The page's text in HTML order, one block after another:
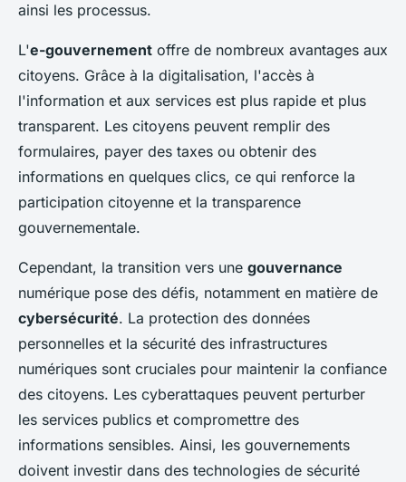
ainsi les processus.
L'e-gouvernement offre de nombreux avantages aux
citoyens. Grâce à la digitalisation, l'accès à
l'information et aux services est plus rapide et plus
transparent. Les citoyens peuvent remplir des
formulaires, payer des taxes ou obtenir des
informations en quelques clics, ce qui renforce la
participation citoyenne et la transparence
gouvernementale.
Cependant, la transition vers une gouvernance
numérique pose des défis, notamment en matière de
cybersécurité. La protection des données
personnelles et la sécurité des infrastructures
numériques sont cruciales pour maintenir la confiance
des citoyens. Les cyberattaques peuvent perturber
les services publics et compromettre des
informations sensibles. Ainsi, les gouvernements
doivent investir dans des technologies de sécurité